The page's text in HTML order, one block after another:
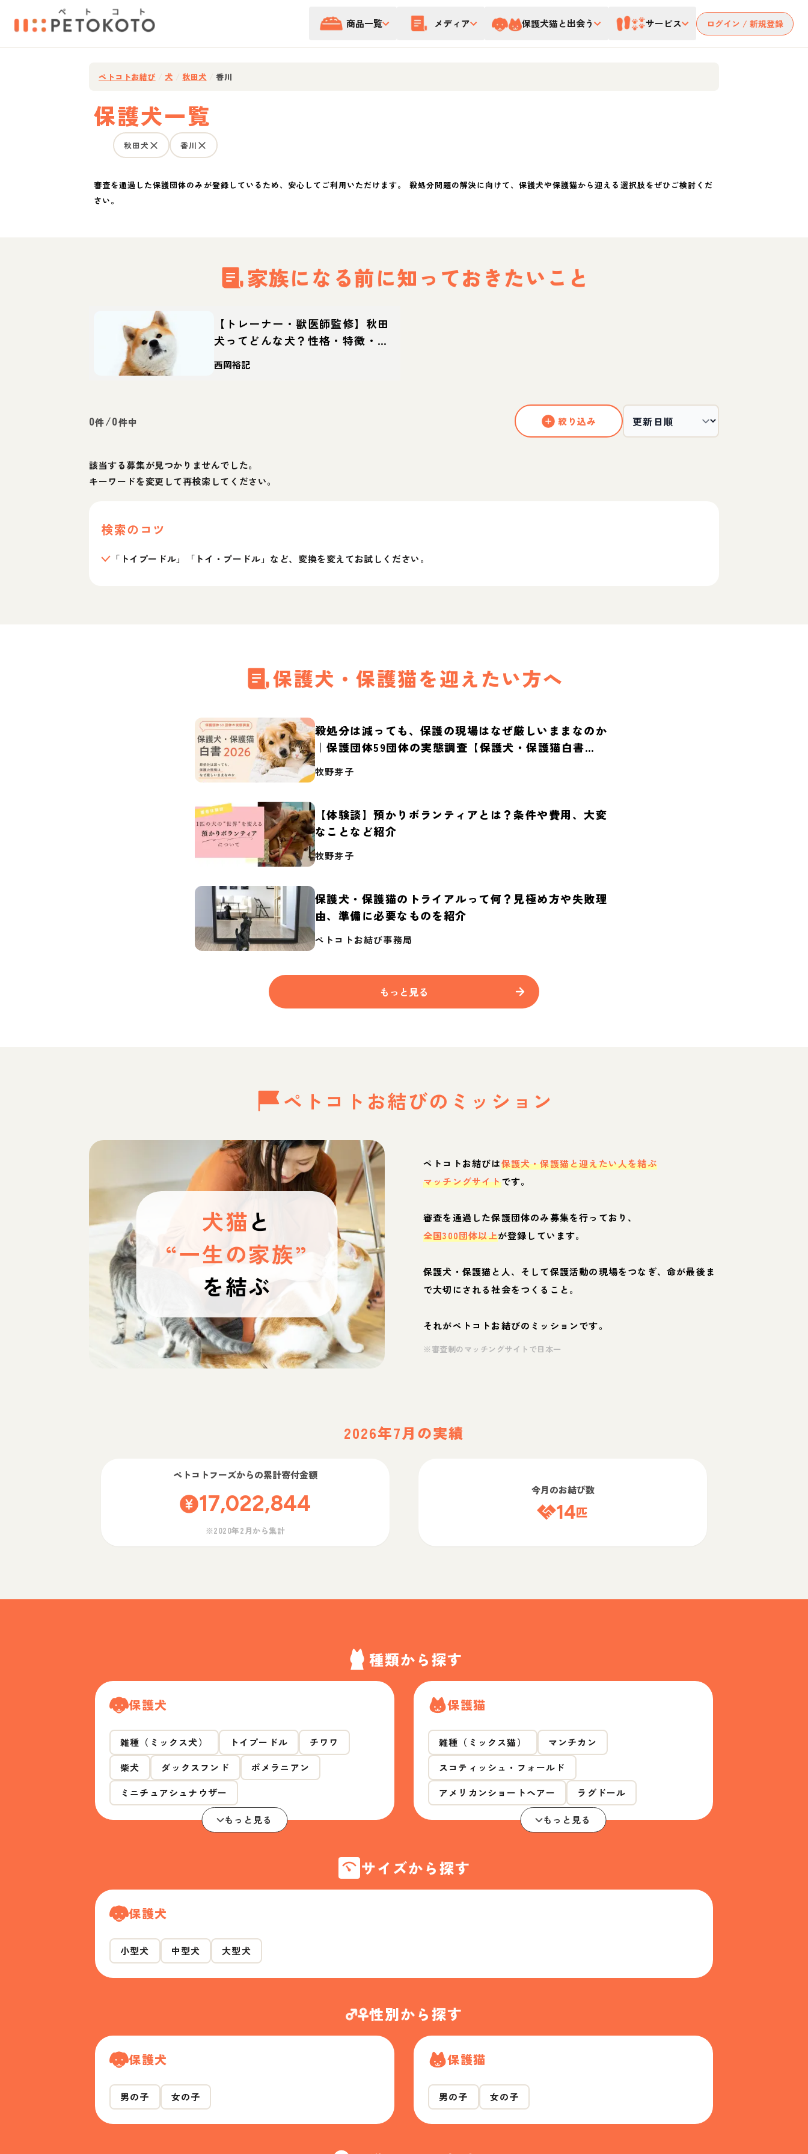
商品一覧 メディア 保護犬猫と出会う サービス ログイン / 新規登録
ペトコトお結び 犬 秋田犬 香川
保護犬一覧
秋田犬 香川
審査を通過した保護団体のみが登録しているため、安心してご利用いただけます。 殺処分問題の解決に向けて、保護犬や保護猫から迎える選択肢をぜひご検討くだ
さい。
家族になる前に知っておきたいこと
【トレーナー・獣医師監修】秋田
犬ってどんな犬？性格・特徴・育
て方・迎え方
西岡裕記
0件/0件中 絞り込み
該当する募集が見つかりませんでした。
キーワードを変更して再検索してください。
検索のコツ
「トイプードル」「トイ・プードル」など、変換を変えてお試しください。
保護犬・保護猫を迎えたい方へ
殺処分は減っても、保護の現場はなぜ厳しいままなのか
｜保護団体59団体の実態調査【保護犬・保護猫白書
2026】
牧野芽子
【体験談】預かりボランティアとは？条件や費用、大変
なことなど紹介
牧野芽子
保護犬・保護猫のトライアルって何？見極め方や失敗理
由、準備に必要なものを紹介
ペトコトお結び事務局
もっと見る
ペトコトお結びの ミッション
犬猫と
“一生の家族”
を結ぶ
ペトコトお結びは保護犬・保護猫と迎えたい人を結ぶ
マッチングサイトです。
審査を通過した保護団体のみ募集を行っており、
全国300団体以上が登録しています。
保護犬・保護猫と人、そして保護活動の現場をつなぎ、命が最後ま
で大切にされる社会をつくること。
それがペトコトお結びのミッションです。
※審査制のマッチングサイトで日本一
2026年7月の実績
ペトコトフーズからの累計寄付金額
17,022,844
※2020年2月から集計
今月のお結び数
14匹
種類から探す
保護犬
雑種（ミックス犬） トイプードル
チワワ
柴犬
ダックスフンド
ポメラニアン
ミニチュアシュナウザー
もっと見る
保護猫
雑種（ミックス猫）
マンチカン
スコティッシュ・フォールド
アメリカンショートヘアー
ラグドール
もっと見る
サイズから探す
保護犬
小型犬 中型犬 大型犬
性別から探す
保護犬
男の子 女の子
保護猫
男の子 女の子